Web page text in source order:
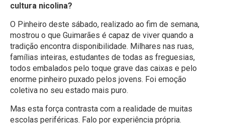
cultura nicolina?
O Pinheiro deste sábado, realizado ao fim de semana,
mostrou o que Guimarães é capaz de viver quando a
tradição encontra disponibilidade. Milhares nas ruas,
famílias inteiras, estudantes de todas as freguesias,
todos embalados pelo toque grave das caixas e pelo
enorme pinheiro puxado pelos jovens. Foi emoção
coletiva no seu estado mais puro.
Mas esta força contrasta com a realidade de muitas
escolas periféricas. Falo por experiência própria.